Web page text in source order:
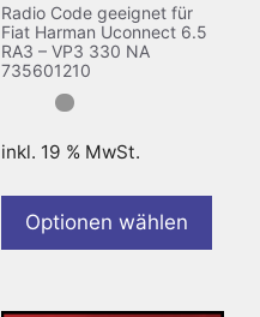
Radio Code geeignet für
Fiat Harman Uconnect 6.5
RA3 – VP3 330 NA
735601210
inkl. 19 % MwSt.
Optionen wählen